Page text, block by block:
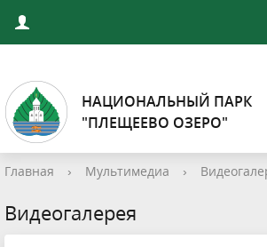
НАЦИОНАЛЬНЫЙ ПАРК
"ПЛЕЩЕЕВО ОЗЕРО"
Главная › Мультимедиа ›
Видеогалерея